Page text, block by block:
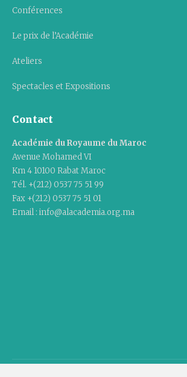
Conférences
Le prix de l’Académie
Ateliers
Spectacles et Expositions
Contact
Académie du Royaume du Maroc
Avenue Mohamed VI
Km 4 10100 Rabat Maroc
Tél. +(212) 0537 75 51 99
Fax +(212) 0537 75 51 01
Email : info@alacademia.org.ma